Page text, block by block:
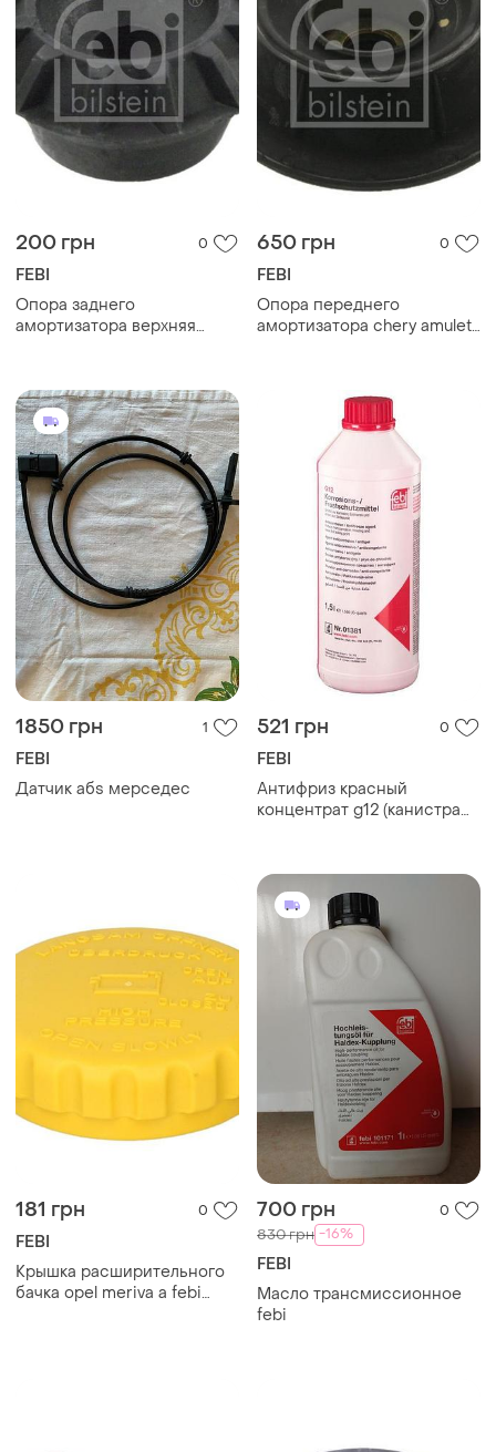
200 грн 0
FEBI
Опора заднего
амортизатора верхняя
650 грн 0
FEBI
Опора переднего
амортизатора chery amulet
1850 грн 1
FEBI
Датчик абs мерседес
521 грн 0
FEBI
Антифриз красный
концентрат g12 (канистра
181 грн 0
FEBI
Крышка расширительного
бачка opel meriva a febi
700 грн 0
830 грн -16%
FEBI
Масло трансмиссионное
febi